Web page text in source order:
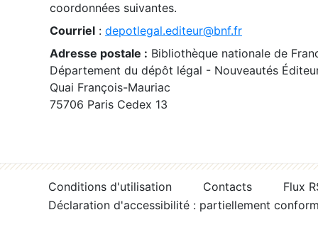
coordonnées suivantes.
Courriel : depotlegal.editeur@bnf.fr
Adresse postale : Bibliothèque nationale de
Département du dépôt légal - Nouveautés
Quai François-Mauriac
75706 Paris Cedex 13
Conditions d'utilisation Contacts
Flux
Déclaration d'accessibilité : partiellement